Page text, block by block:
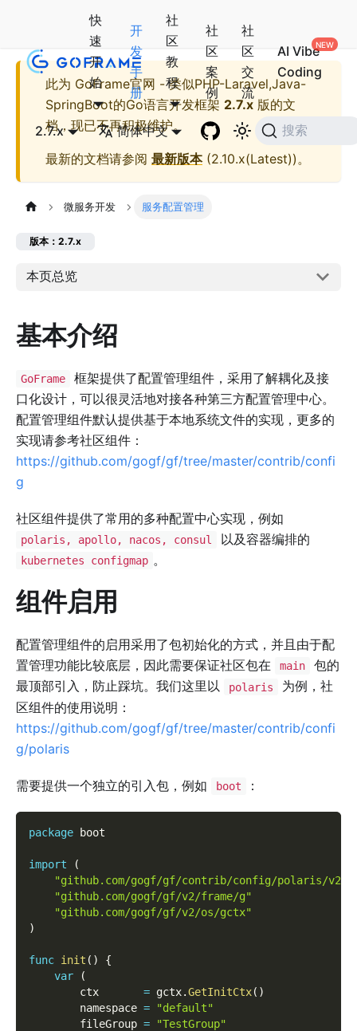
快
速
开
始
开
发
手
册
社
区
教
程
社
区
案
例
社
区
交
流
AI Vibe
Coding
2.7.x 简体中文 搜索
此为 GoFrame官网 - 类似PHP-Laravel,Java-
SpringBoot的Go语言开发框架 2.7.x 版的文
档，现已不再积极维护。
最新的文档请参阅 最新版本(2.10.x(Latest))。
微服务开发 服务配置管理
版本：2.7.x
本页总览
基本介绍
GoFrame
框架提供了配置管理组件，采用了解耦化及接
口化设计，可以很灵活地对接各种第三方配置管理中心。
配置管理组件默认提供基于本地系统文件的实现，更多的
实现请参考社区组件：
https://github.com/gogf/gf/tree/master/contrib/confi
g
社区组件提供了常用的多种配置中心实现，例如
polaris, apollo, nacos, consul 以及容器编排的
kubernetes configmap 。
组件启用
配置管理组件的启用采用了包初始化的方式，并且由于配
置管理功能比较底层，因此需要保证社区包在
main
包的
最顶部引入，防止踩坑。我们这里以
polaris
为例，社
区组件的使用说明：
https://github.com/gogf/gf/tree/master/contrib/confi
g/polaris
需要提供一个独立的引入包，例如 boot ：
package boot
import
(
"github.com/gogf/gf/contrib/config/polaris/v2"
"github.com/gogf/gf/v2/frame/g"
"github.com/gogf/gf/v2/os/gctx"
)
func init ( )
{
var
(
        ctx
= gctx.GetInitCtx( )
        namespace
=
"default"
        fileGroup
=
"TestGroup"